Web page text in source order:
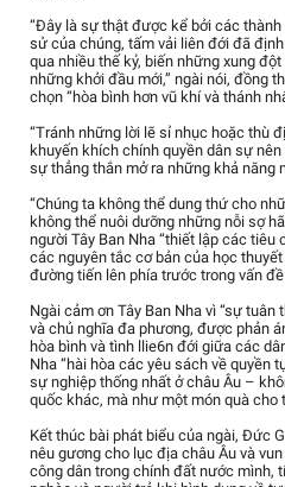
“Đây là sự thật được kể bởi các
sử của chúng, tấm vải liên đới đã
qua nhiều thế kỷ, biến những xung
những khởi đầu mới,” ngài nói, đồng
chọn “hòa bình hơn vũ khí và thánh
“Tránh những lời lẽ sỉ nhục hoặc thù
khuyến khích chính quyền dân sự
sự thẳng thắn mở ra những khả năng
“Chúng ta không thể dung thứ cho
không thể nuôi dưỡng những nỗi sợ
người Tây Ban Nha “thiết lập các tiêu
các nguyên tắc cơ bản của học
đường tiến lên phía trước trong vấn đề
Ngài cảm ơn Tây Ban Nha vì “sự
và chủ nghĩa đa phương, được phản
hòa bình và tình llie6n đới giữa các
Nha “hài hòa các yêu sách về quyền
sự nghiệp thống nhất ở châu Âu –
quốc khác, mà như một món quà cho
Kết thúc bài phát biểu của ngài, Đức
nêu gương cho lục địa châu Âu và
công dân trong chính đất nước mình,